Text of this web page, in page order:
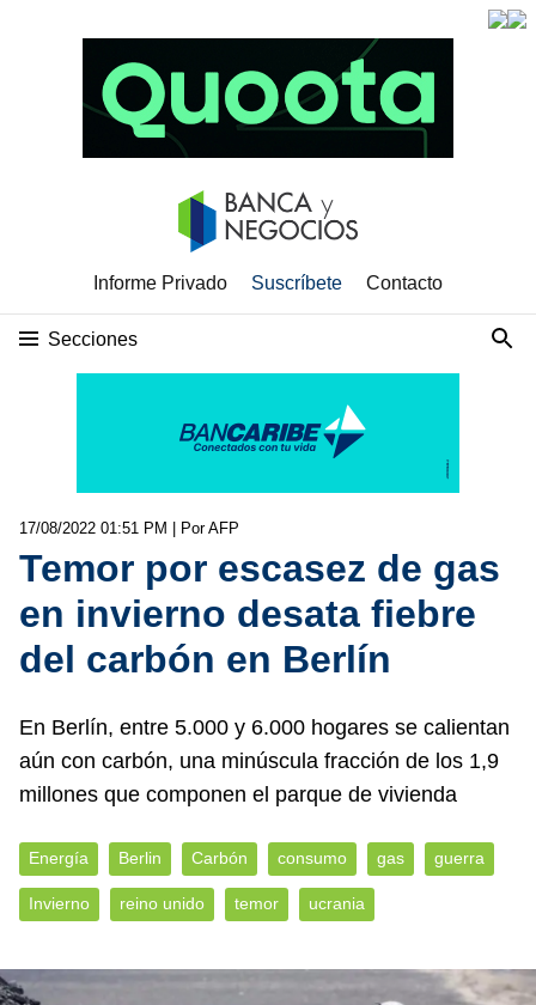
Informe Privado Suscríbete Contacto
Secciones
17/08/2022 01:51 PM | Por AFP
Temor por escasez de gas
en invierno desata fiebre
del carbón en Berlín
En Berlín, entre 5.000 y 6.000 hogares se calientan
aún con carbón, una minúscula fracción de los 1,9
millones que componen el parque de vivienda
Energía Berlin Carbón consumo gas guerra
Invierno reino unido temor ucrania